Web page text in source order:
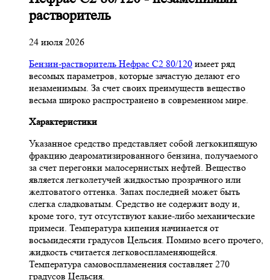
растворитель
24 июля 2026
Бензин-растворитель Нефрас С2 80/120 имеет ряд
весомых параметров, которые зачастую делают его
незаменимым. За счет своих преимуществ вещество
весьма широко распространено в современном мире.
Характеристики
Указанное средство представляет собой легкокипящую
фракцию деароматизированного бензина, получаемого
за счет перегонки малосернистых нефтей. Вещество
является легколетучей жидкостью прозрачного или
желтоватого оттенка. Запах последней может быть
слегка сладковатым. Средство не содержит воду и,
кроме того, тут отсутствуют какие-либо механические
примеси. Температура кипения начинается от
восьмидесяти градусов Цельсия. Помимо всего прочего,
жидкость считается легковоспламеняющейся.
Температура самовоспламенения составляет 270
градусов Цельсия.